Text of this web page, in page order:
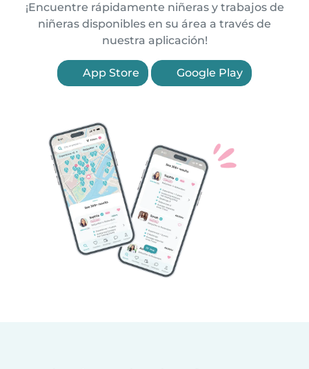
¡Encuentre rápidamente niñeras y trabajos de
niñeras disponibles en su área a través de
nuestra aplicación!
App Store Google Play